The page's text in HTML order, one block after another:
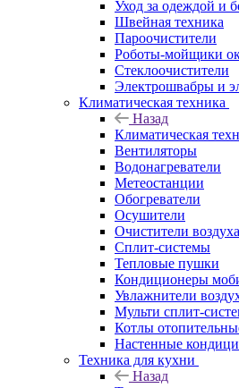
Уход за одеждой и
Швейная техника
Пароочистители
Роботы-мойщики
Стеклоочистители
Электрошвабры и
Климатическая техника
Назад
Климатическая
Вентиляторы
Водонагреватели
Метеостанции
Обогреватели
Осушители
Очистители воздуха
Сплит-системы
Тепловые пушки
Кондиционеры
Увлажнители
Мульти сплит-
Котлы
Настенные
Техника для кухни
Назад